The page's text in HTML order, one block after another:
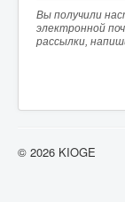
Вы получили
электронной
рассылки,
© 2026 KIOGE